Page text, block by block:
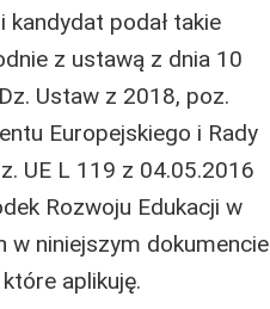
podał takie
z ustawą z dnia 10
Ustaw z 2018, poz.
Europejskiego i Rady
UE L 119 z 04.05.2016
Rozwoju Edukacji w
w niniejszym dokumencie
aplikuję.